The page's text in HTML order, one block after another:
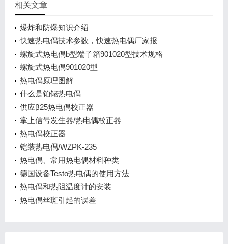
相关文章
爆炸和防爆知识介绍
快速热电偶技术参数，快速热电偶厂家报
螺旋式热电偶b型端子箱901020型技术规格
螺旋式热电偶901020型
热电偶原理图解
什么是铂铑热电偶
供应β25热电偶校正器
掌上信号发生器/热电偶校正器
热电偶校正器
铠装热电偶/WZPK-235
热电偶、常用热电偶材料种类
德国设备Testo热电偶的使用方法
热电偶和热阻温度计的安装
热电偶丝斑引起的误差